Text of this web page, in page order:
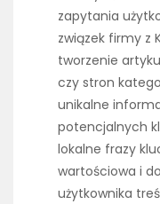
zapytania
związek firmy z
tworzenie
czy stron
unikalne
potencjalnych
lokalne frazy
wartościowa i
użytkownika